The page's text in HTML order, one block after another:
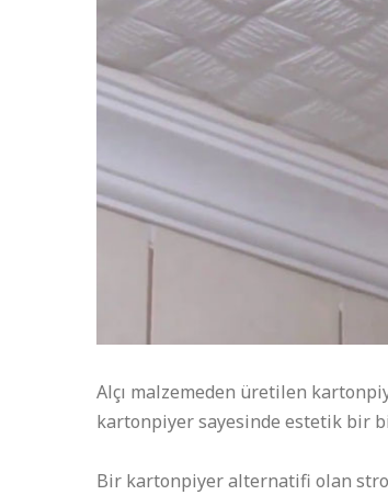
Alçı malzemeden üretilen
kartonpiyer sayesinde estetik bir
Bir kartonpiyer alternatifi olan